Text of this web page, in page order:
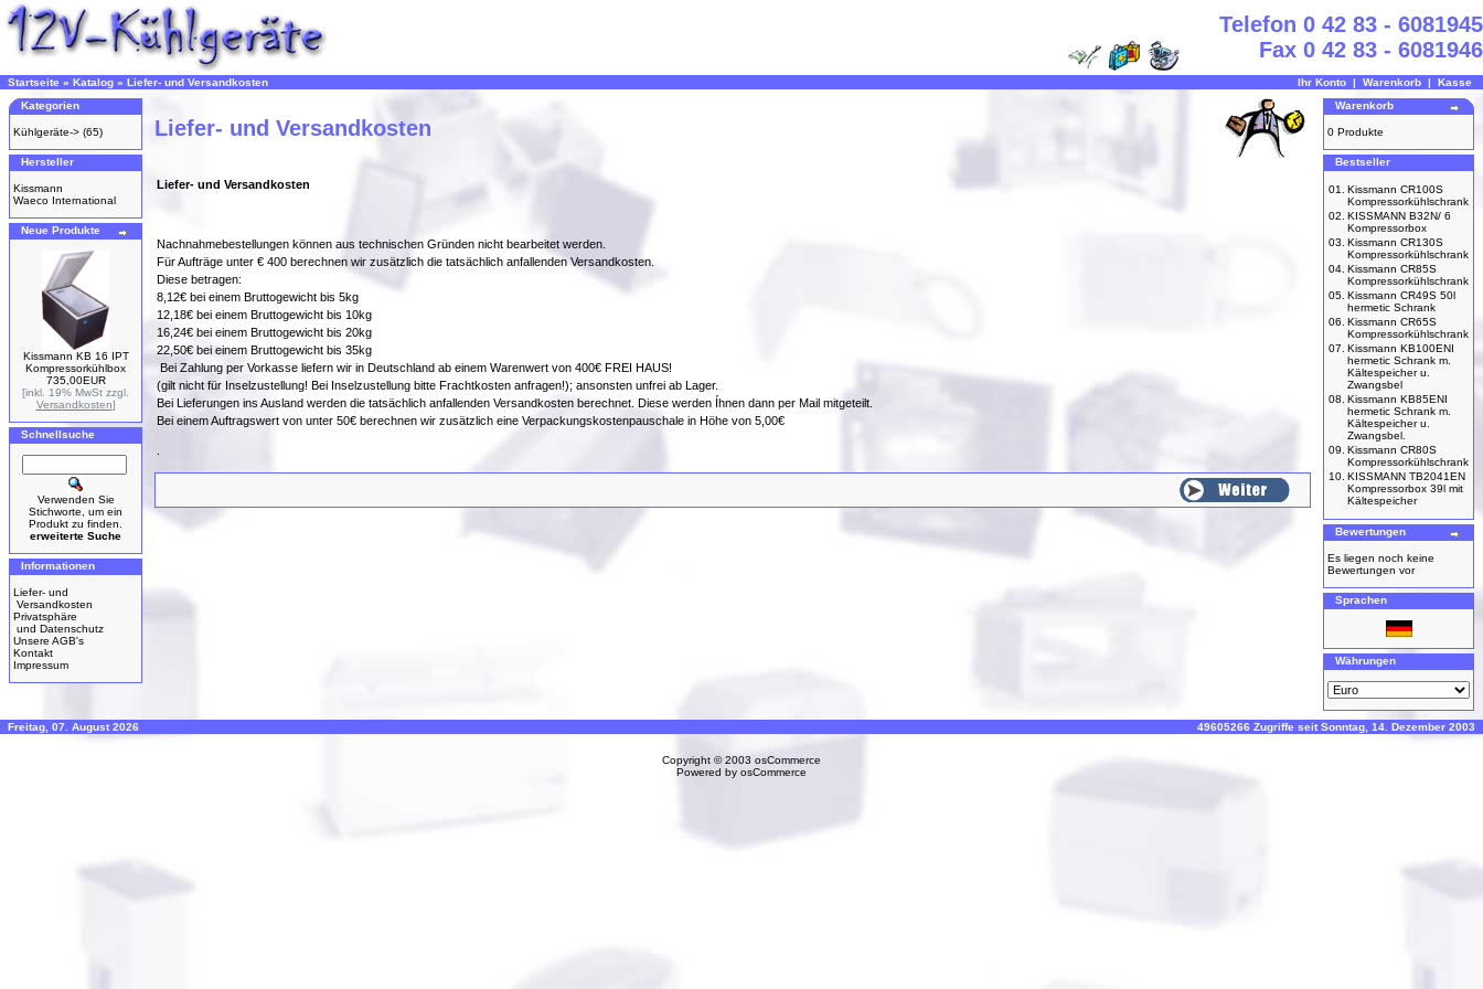
Telefon 0 42 83 - 6081945
Fax 0 42 83 - 6081946
Startseite » Katalog » Liefer- und Versandkosten Ihr Konto | Warenkorb | Kasse
Kategorien
Kühlgeräte-> (65)
Hersteller
Kissmann
Waeco International
Neue Produkte
Kissmann KB 16 IPT
Kompressorkühlbox
735,00EUR
[inkl. 19% MwSt zzgl.
Versandkosten]
Schnellsuche
Verwenden Sie
Stichworte, um ein
Produkt zu finden.
erweiterte Suche
Informationen
Liefer- und
Versandkosten
Privatsphäre
und Datenschutz
Unsere AGB's
Kontakt
Impressum
Liefer- und Versandkosten
Liefer- und Versandkosten
Nachnahmebestellungen können aus technischen Gründen nicht bearbeitet werden.
Für Aufträge unter € 400 berechnen wir zusätzlich die tatsächlich anfallenden Versandkosten.
Diese betragen:
8,12€ bei einem Bruttogewicht bis 5kg
12,18€ bei einem Bruttogewicht bis 10kg
16,24€ bei einem Bruttogewicht bis 20kg
22,50€ bei einem Bruttogewicht bis 35kg
Bei Zahlung per Vorkasse liefern wir in Deutschland ab einem Warenwert von 400€ FREI HAUS!
(gilt nicht für Inselzustellung! Bei Inselzustellung bitte Frachtkosten anfragen!); ansonsten unfrei ab Lager.
Bei Lieferungen ins Ausland werden die tatsächlich anfallenden Versandkosten berechnet. Diese werden Íhnen dann per Mail mitgeteilt.
Bei einem Auftragswert von unter 50€ berechnen wir zusätzlich eine Verpackungskostenpauschale in Höhe von 5,00€
Warenkorb
0 Produkte
Bestseller
01.
Kissmann CR100S
Kompressorkühlschrank
02. KISSMANN B32N/ 6
Kompressorbox
03. Kissmann CR130S
Kompressorkühlschrank
04. Kissmann CR85S
Kompressorkühlschrank
05. Kissmann CR49S 50l
hermetic Schrank
06. Kissmann CR65S
Kompressorkühlschrank
07. Kissmann KB100ENI
hermetic Schrank m.
Kältespeicher u.
Zwangsbel
08. Kissmann KB85ENI
hermetic Schrank m.
Kältespeicher u.
Zwangsbel.
09. Kissmann CR80S
Kompressorkühlschrank
10. KISSMANN TB2041EN
Kompressorbox 39l mit
Kältespeicher
Bewertungen
Es liegen noch keine
Bewertungen vor
Sprachen
Währungen
Freitag, 07. August 2026 49605266 Zugriffe seit Sonntag, 14. Dezember 2003
Copyright © 2003 osCommerce
Powered by osCommerce